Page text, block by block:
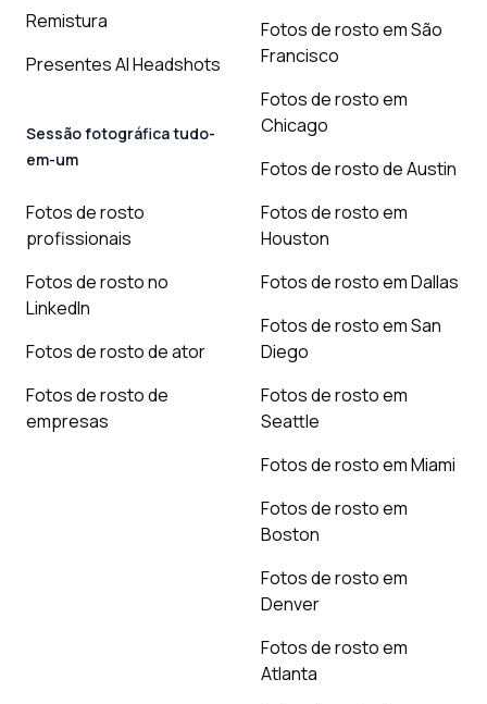
Remistura
Presentes AI Headshots
Sessão fotográfica tudo-
em-um
Fotos de rosto
profissionais
Fotos de rosto no
LinkedIn
Fotos de rosto de ator
Fotos de rosto de
empresas
Fotos de rosto em São
Francisco
Fotos de rosto em
Chicago
Fotos de rosto de Austin
Fotos de rosto em
Houston
Fotos de rosto em Dallas
Fotos de rosto em San
Diego
Fotos de rosto em
Seattle
Fotos de rosto em Miami
Fotos de rosto em
Boston
Fotos de rosto em
Denver
Fotos de rosto em
Atlanta